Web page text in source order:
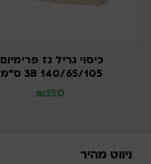
כיסוי גריל גז פרימיום
140/65/105 3B ס”מ
350
₪
ניווט מהיר